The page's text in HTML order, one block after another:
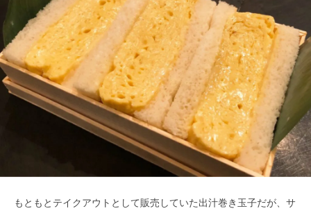
もともとテイクアウトとして販売していた出汁巻き玉子だが、サ